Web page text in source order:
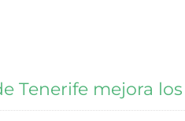
Tenerife mejora